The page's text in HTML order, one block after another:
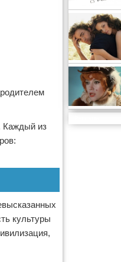
Каждый из
культуры